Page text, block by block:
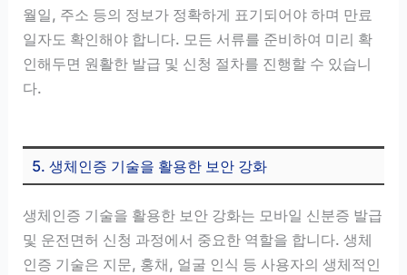
월일, 주소 등의 정보가 정확하게 표기되어야 하며 만료
일자도 확인해야 합니다. 모든 서류를 준비하여 미리 확
인해두면 원활한 발급 및 신청 절차를 진행할 수 있습니
다.
5. 생체인증 기술을 활용한 보안 강화
생체인증 기술을 활용한 보안 강화는 모바일 신분증 발급
및 운전면허 신청 과정에서 중요한 역할을 합니다. 생체
인증 기술은 지문, 홍채, 얼굴 인식 등 사용자의 생체적인